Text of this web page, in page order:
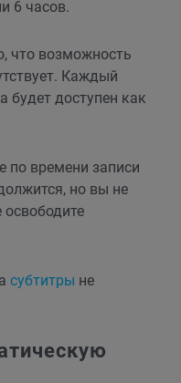
6 часов.
что возможность
Каждый
будет доступен как
по времени записи
но вы не
субтитры не